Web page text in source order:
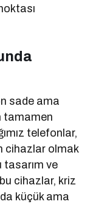
sade ama
tamamen
telefonlar,
cihazlar olmak
tasarım ve
cihazlar, kriz
küçük ama